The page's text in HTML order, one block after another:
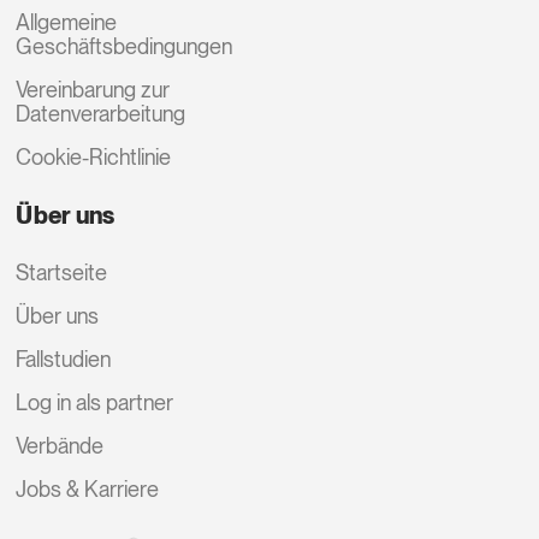
Allgemeine
Geschäftsbedingungen
Vereinbarung zur
Datenverarbeitung
Cookie-Richtlinie
Über uns
Startseite
Über uns
Fallstudien
Log in als partner
Verbände
Jobs & Karriere